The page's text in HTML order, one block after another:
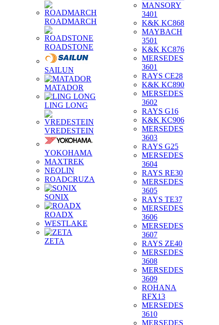
ROADMARCH
ROADSTONE
SAILUN
MATADOR
LING LONG
VREDESTEIN
YOKOHAMA
MAXTREK
NEOLIN
ROADCRUZA
SONIX
ROADX
WESTLAKE
ZETA
MANSORY
3401
K&K KC868
MAYBACH
3501
K&K KC876
MERSEDES
3601
RAYS CE28
K&K KC890
MERSEDES
3602
RAYS G16
K&K KC906
MERSEDES
3603
RAYS G25
MERSEDES
3604
RAYS RE30
MERSEDES
3605
RAYS TE37
MERSEDES
3606
MERSEDES
3607
RAYS ZE40
MERSEDES
3608
MERSEDES
3609
ROHANA
RFX13
MERSEDES
3610
MERSEDES